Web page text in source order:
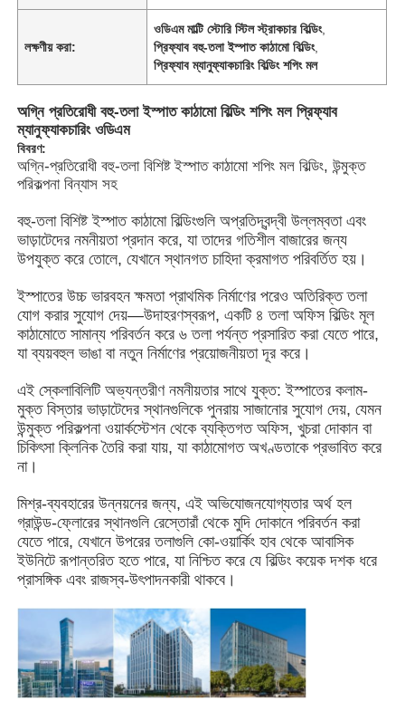
পণ্য
ভিডিও
আমাদের সম্পর্কে
কারখানা ভ্রমণ
মান নিয়ন্ত্রণ
আমাদের সাথে যোগাযোগ করুন
খবর
লক্ষণীয় করা:
ওডিএম মাল্টি স্টোরি স্টিল স্ট্রাকচার বিল্ডিং,
প্রিফ্যাব বহু-তলা ইস্পাত কাঠামো বিল্ডিং,
প্রিফ্যাব ম্যানুফ্যাকচারিং বিল্ডিং শপিং মল
অগ্নি প্রতিরোধী বহু-তলা ইস্পাত কাঠামো বিল্ডিং শপিং মল প্রিফ্যাব
ম্যানুফ্যাকচারিং ওডিএম
বিবরণ:
অগ্নি-প্রতিরোধী বহু-তলা বিশিষ্ট ইস্পাত কাঠামো শপিং মল বিল্ডিং, উন্মুক্ত
পরিকল্পনা বিন্যাস সহ
বহু-তলা বিশিষ্ট ইস্পাত কাঠামো বিল্ডিংগুলি অপ্রতিদ্বন্দ্বী উল্লম্বতা এবং
ভাড়াটেদের নমনীয়তা প্রদান করে, যা তাদের গতিশীল বাজারের জন্য
উপযুক্ত করে তোলে, যেখানে স্থানগত চাহিদা ক্রমাগত পরিবর্তিত হয়।
ইস্পাতের উচ্চ ভারবহন ক্ষমতা প্রাথমিক নির্মাণের পরেও অতিরিক্ত তলা
যোগ করার সুযোগ দেয়—উদাহরণস্বরূপ, একটি ৪ তলা অফিস বিল্ডিং মূল
কাঠামোতে সামান্য পরিবর্তন করে ৬ তলা পর্যন্ত প্রসারিত করা যেতে পারে,
যা ব্যয়বহুল ভাঙা বা নতুন নির্মাণের প্রয়োজনীয়তা দূর করে।
এই স্কেলাবিলিটি অভ্যন্তরীণ নমনীয়তার সাথে যুক্ত: ইস্পাতের কলাম-
মুক্ত বিস্তার ভাড়াটেদের স্থানগুলিকে পুনরায় সাজানোর সুযোগ দেয়, যেমন
উন্মুক্ত পরিকল্পনা ওয়ার্কস্টেশন থেকে ব্যক্তিগত অফিস, খুচরা দোকান বা
চিকিৎসা ক্লিনিক তৈরি করা যায়, যা কাঠামোগত অখণ্ডতাকে প্রভাবিত করে
না।
মিশ্র-ব্যবহারের উন্নয়নের জন্য, এই অভিযোজনযোগ্যতার অর্থ হল
গ্রাউন্ড-ফ্লোরের স্থানগুলি রেস্তোরাঁ থেকে মুদি দোকানে পরিবর্তন করা
যেতে পারে, যেখানে উপরের তলাগুলি কো-ওয়ার্কিং হাব থেকে আবাসিক
ইউনিটে রূপান্তরিত হতে পারে, যা নিশ্চিত করে যে বিল্ডিং কয়েক দশক ধরে
প্রাসঙ্গিক এবং রাজস্ব-উৎপাদনকারী থাকবে।